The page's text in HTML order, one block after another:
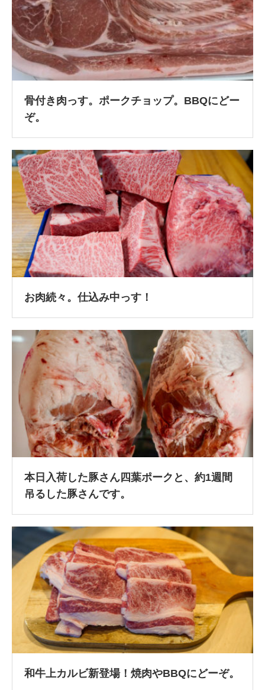
骨付き肉っす。ポークチョップ。BBQにどー
ぞ。
お肉続々。仕込み中っす！
本日入荷した豚さん四葉ポークと、約1週間
吊るした豚さんです。
和牛上カルビ新登場！焼肉やBBQにどーぞ。